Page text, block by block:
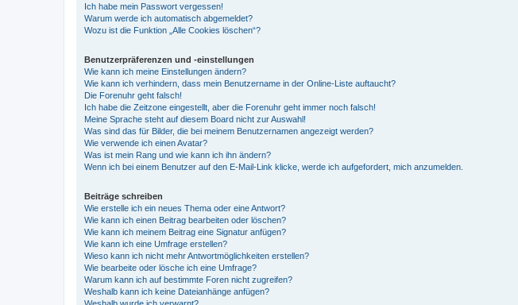
Ich habe mein Passwort vergessen!
Warum werde ich automatisch abgemeldet?
Wozu ist die Funktion „Alle Cookies löschen“?
Benutzerpräferenzen und -einstellungen
Wie kann ich meine Einstellungen ändern?
Wie kann ich verhindern, dass mein Benutzername in der Online-Liste auftaucht?
Die Forenuhr geht falsch!
Ich habe die Zeitzone eingestellt, aber die Forenuhr geht immer noch falsch!
Meine Sprache steht auf diesem Board nicht zur Auswahl!
Was sind das für Bilder, die bei meinem Benutzernamen angezeigt werden?
Wie verwende ich einen Avatar?
Was ist mein Rang und wie kann ich ihn ändern?
Wenn ich bei einem Benutzer auf den E-Mail-Link klicke, werde ich aufgefordert, mich anzumelden.
Beiträge schreiben
Wie erstelle ich ein neues Thema oder eine Antwort?
Wie kann ich einen Beitrag bearbeiten oder löschen?
Wie kann ich meinem Beitrag eine Signatur anfügen?
Wie kann ich eine Umfrage erstellen?
Wieso kann ich nicht mehr Antwortmöglichkeiten erstellen?
Wie bearbeite oder lösche ich eine Umfrage?
Warum kann ich auf bestimmte Foren nicht zugreifen?
Weshalb kann ich keine Dateianhänge anfügen?
Weshalb wurde ich verwarnt?